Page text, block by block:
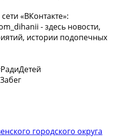
«ВКонтакте»:
- здесь новости,
истории подопечных
городского округа